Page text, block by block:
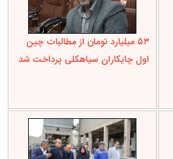
۵۳ میلیارد تومان از مطالبات چین
اول چایکاران سیاهکلی پرداخت شد